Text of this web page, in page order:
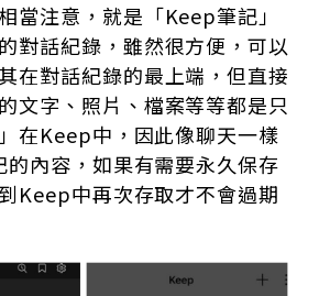
當注意，就是「Keep筆記」
對話紀錄，雖然很方便，可以
在對話紀錄的最上端，但直接
文字、照片、檔案等等都是只
在Keep中，因此像聊天一樣
內容，如果有需要永久保存
Keep中再次存取才不會過期